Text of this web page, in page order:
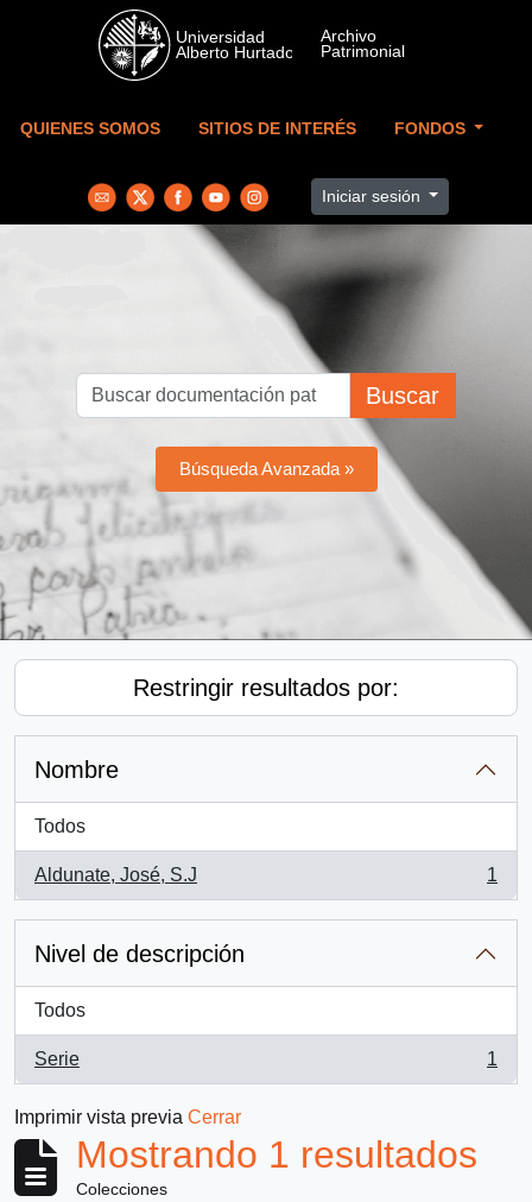
Skip to main content
QUIENES SOMOS SITIOS DE INTERÉS FONDOS
Iniciar sesión
Buscar
Búsqueda Avanzada »
Restringir resultados por:
Nombre
Todos
Aldunate, José, S.J
, 1 resultados
1
Nivel de descripción
Todos
Serie
, 1 resultados
1
Imprimir vista previa Cerrar
Mostrando 1 resultados
Colecciones